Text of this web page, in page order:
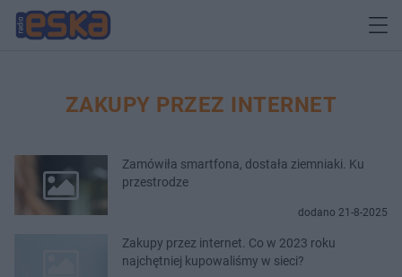
ZAKUPY PRZEZ INTERNET
Zamówiła smartfona, dostała ziemniaki. Ku
przestrodze
dodano 21-8-2025
Zakupy przez internet. Co w 2023 roku
najchętniej kupowaliśmy w sieci?